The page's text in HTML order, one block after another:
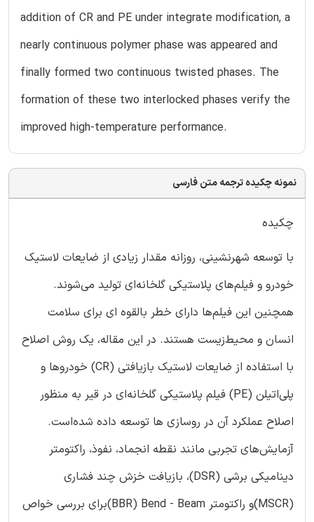
addition of CR and PE under integrate modification, a
nearly continuous polymer phase was appeared and
finally formed two continuous twisted phases. The
formation of these two interlocked phases verify the
improved high-temperature performance.
نمونه چکیده ترجمه متن فارسی
چکیده
با توسعه شهرنشینی، روزانه مقدار زیادی از ضایعات لاستیک
خودرو و فیلم‌های پلاستیکی گلخانه‌ای تولید می‌شوند.
همچنین این فیلم‌ها دارای خطر بالقوه ای برای سلامت
انسان و محیط‌زیست هستند. در این مقاله، یک روش اصلاح
با استفاده از ضایعات لاستیک بازیافتی (‏CR) ‏خودروها و
پلی‌اتیلن (‏PE)‏ فیلم پلاستیکی گلخانه‌ای در قیر به منظور
اصلاح عملکرد آن در روسازی ها توسعه داده شده‌است.
آزمایش‌های تجربی مانند نقطه انجماد، نفوذ، راکتومتر
دینامیکی برشی (‏DSR)‏، بازیافت خزش چند فشاری
(‏MSCR)‏و راکتومتر Bend - Beam (‏BBR)‏برای بررسی خواص